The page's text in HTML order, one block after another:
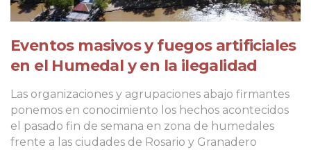
Eventos masivos y fuegos artificiales
en el Humedal y en la ilegalidad
Las organizaciones y agrupaciones abajo firmantes
ponemos en conocimiento los hechos acontecidos
el pasado fin de semana en zona de humedales
frente a las ciudades de Rosario y Granadero